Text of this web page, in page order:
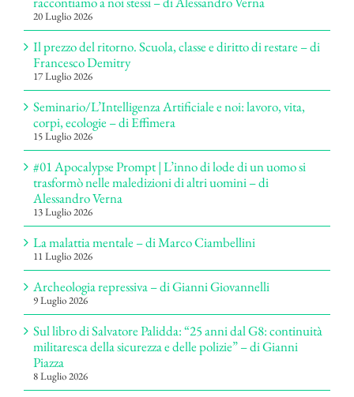
20 Luglio 2026
Il prezzo del ritorno. Scuola, classe e diritto di restare – di
Francesco Demitry
17 Luglio 2026
Seminario/L’Intelligenza Artificiale e noi: lavoro, vita,
corpi, ecologie – di Effimera
15 Luglio 2026
#01 Apocalypse Prompt | L’inno di lode di un uomo si
trasformò nelle maledizioni di altri uomini – di
Alessandro Verna
13 Luglio 2026
La malattia mentale – di Marco Ciambellini
11 Luglio 2026
Archeologia repressiva – di Gianni Giovannelli
9 Luglio 2026
Sul libro di Salvatore Palidda: “25 anni dal G8: continuità
militaresca della sicurezza e delle polizie” – di Gianni
Piazza
8 Luglio 2026